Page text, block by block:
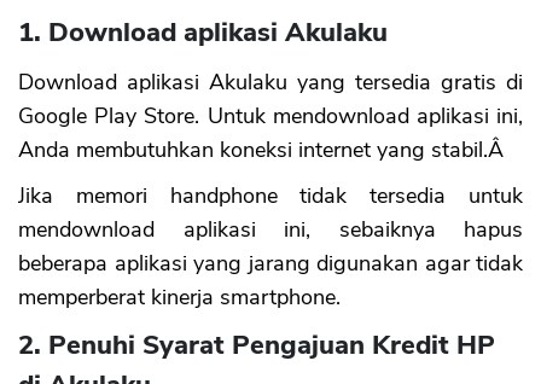
1. Download aplikasi Akulaku
Download aplikasi Akulaku yang tersedia gratis di
Google Play Store. Untuk mendownload aplikasi ini,
Anda membutuhkan koneksi internet yang stabil.Â
Jika memori handphone tidak tersedia untuk
mendownload aplikasi ini, sebaiknya hapus
beberapa aplikasi yang jarang digunakan agar tidak
memperberat kinerja smartphone.
2. Penuhi Syarat Pengajuan Kredit HP